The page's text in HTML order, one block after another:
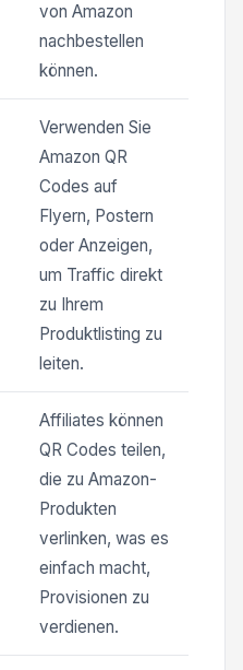
von Amazon
nachbestellen
können.
Verwenden Sie
Amazon QR
Codes auf
Flyern, Postern
oder Anzeigen,
um Traffic direkt
zu Ihrem
Produktlisting zu
leiten.
Affiliates können
QR Codes teilen,
die zu Amazon-
Produkten
verlinken, was es
einfach macht,
Provisionen zu
verdienen.